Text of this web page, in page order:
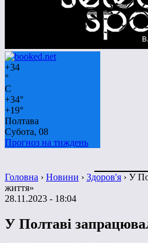
+34
°
C
+34°
+19°
Полтава
Субота, 08
Прогноз на тиждень
Головна › Новини › Здоров'я › У
життя»
28.11.2023 - 18:04
У Полтаві